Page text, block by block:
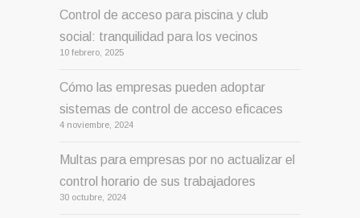
Control de acceso para piscina y club
social: tranquilidad para los vecinos
10 febrero, 2025
Cómo las empresas pueden adoptar
sistemas de control de acceso eficaces
4 noviembre, 2024
Multas para empresas por no actualizar el
control horario de sus trabajadores
30 octubre, 2024